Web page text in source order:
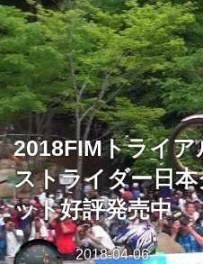
2018FIMトライア
ストライダー日
ット好評発売中
2018-04-06